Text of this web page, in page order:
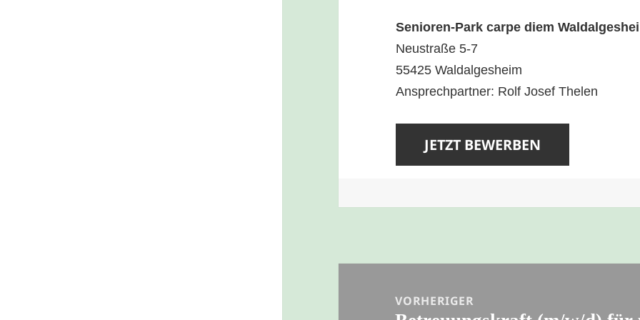
Senioren-Park carpe diem
Neustraße 5-7
55425 Waldalgesheim
Ansprechpartner: Rolf Josef Thelen
VORHERIGER